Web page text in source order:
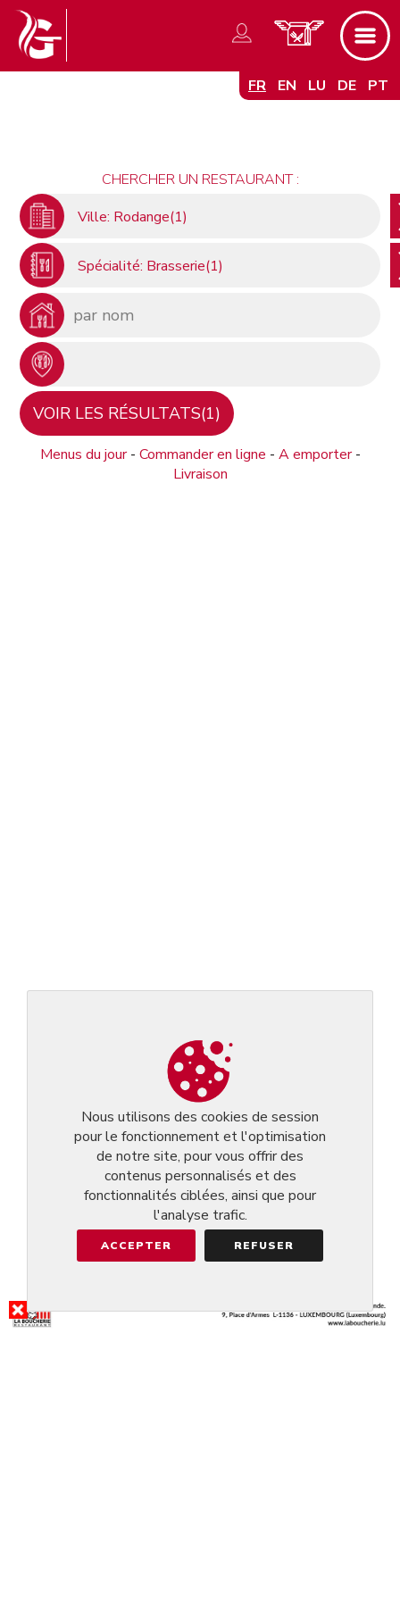
FR EN LU DE PT
CHERCHER UN RESTAURANT :
Ville: Rodange(1)
Spécialité: Brasserie(1)
Menus du jour- Commander en ligne - A emporter-
Livraison
Nous utilisons des cookies de session
pour le fonctionnement et l'optimisation
de notre site, pour vous offrir des
contenus personnalisés et des
fonctionnalités ciblées, ainsi que pour
l'analyse trafic.
ACCEPTER REFUSER